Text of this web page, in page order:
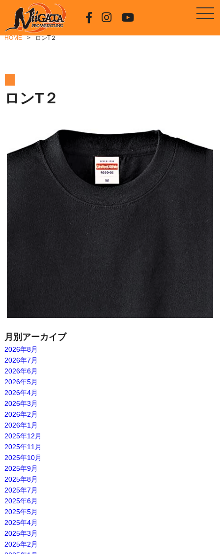
HOME ロンT２
ロンT２
月別アーカイブ
2026年8月
2026年7月
2026年6月
2026年5月
2026年4月
2026年3月
2026年2月
2026年1月
2025年12月
2025年11月
2025年10月
2025年9月
2025年8月
2025年7月
2025年6月
2025年5月
2025年4月
2025年3月
2025年2月